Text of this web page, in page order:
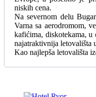
niskih cena.
Na severnom delu
Varna sa aerodromom,
kafićima, diskotekama, u
najatraktivnija letovališta
Kao najlepša letovališta